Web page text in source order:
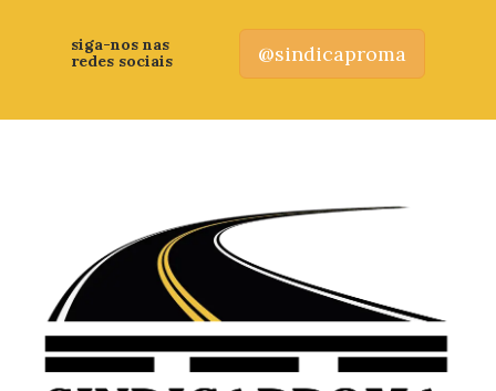
siga-nos nas
redes sociais
@sindicaproma